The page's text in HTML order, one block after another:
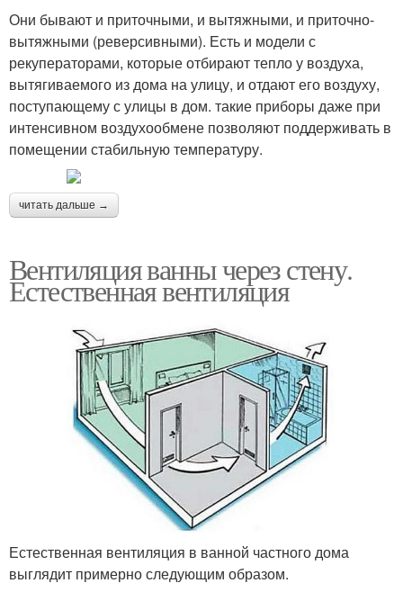
Они бывают и приточными, и вытяжными, и приточно-
вытяжными (реверсивными). Есть и модели с
рекуператорами, которые отбирают тепло у воздуха,
вытягиваемого из дома на улицу, и отдают его воздуху,
поступающему с улицы в дом. такие приборы даже при
интенсивном воздухообмене позволяют поддерживать в
помещении стабильную температуру.
читать дальше →
Вентиляция ванны через стену.
Естественная вентиляция
Естественная вентиляция в ванной частного дома
выглядит примерно следующим образом.